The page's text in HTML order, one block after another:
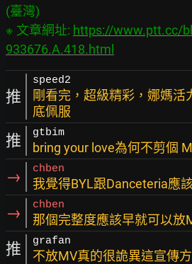
(臺灣)
※ 文章網址: https://www.ptt.cc/
933676.A.418.html
推
speed2
剛看完，超級精彩，娜媽活
底佩服
推 gtbim
bring your love為何不剪個
→ chben
我覺得BYL跟Danceteria應
→ chben
那個完整度應該早就可以放
推 grafan
不放MV真的很詭異這宣傳